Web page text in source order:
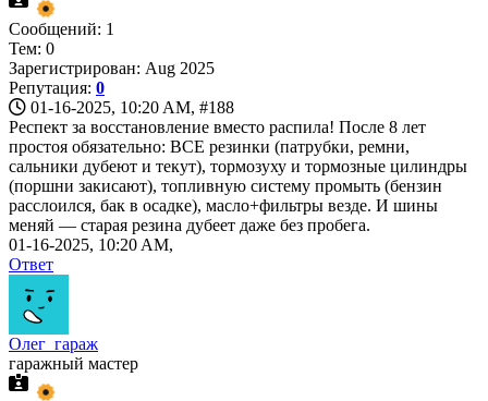
Сообщений: 1
Тем: 0
Зарегистрирован: Aug 2025
Репутация: 0
01-16-2025, 10:20 AM, #188
Респект за восстановление вместо распила! После 8 лет
простоя обязательно: ВСЕ резинки (патрубки, ремни,
сальники дубеют и текут), тормозуху и тормозные цилиндры
(поршни закисают), топливную систему промыть (бензин
расслоился, бак в осадке), масло+фильтры везде. И шины
меняй — старая резина дубеет даже без пробега.
01-16-2025, 10:20 AM,
Ответ
Олег_гараж
гаражный мастер